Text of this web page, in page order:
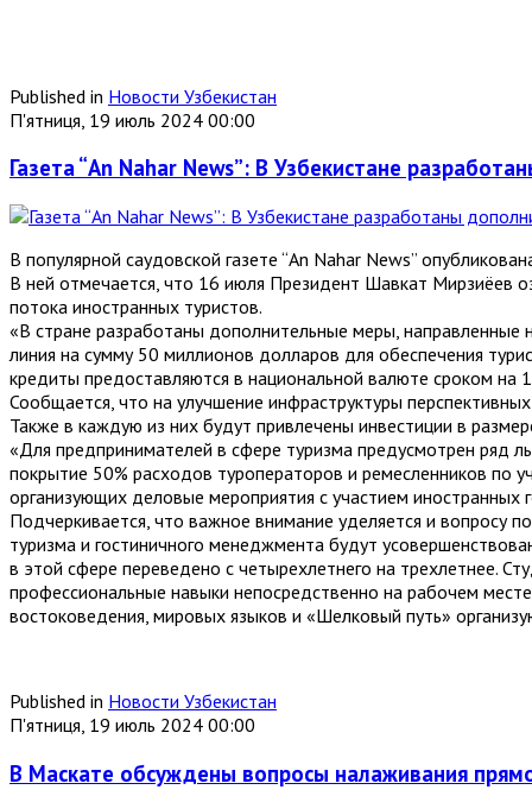
Published in Новости Узбекистан
П'ятниця, 19 июль 2024 00:00
Газета “An Nahar News”: В Узбекистане
В популярной саудовской газете “An Nahar News”
В ней отмечается, что 16 июля Президент Шавкат Мирзиёев
потока иностранных туристов.
«В стране разработаны дополнительные меры, направленные
линия на сумму 50 миллионов долларов для обеспечения
кредиты предоставляются в национальной валюте сроком на
Сообщается, что на улучшение инфраструктуры
Также в каждую из них будут привлечены инвестиции в
«Для предпринимателей в сфере туризма предусмотрен ряд
покрытие 50% расходов туроператоров и ремесленников по
организующих деловые мероприятия с участием иностранных
Подчеркивается, что важное внимание уделяется и вопросу
туризма и гостиничного менеджмента будут
в этой сфере переведено с четырехлетнего на трехлетнее.
профессиональные навыки непосредственно на рабочем
востоковедения, мировых языков и «Шелковый путь»
Published in Новости Узбекистан
П'ятниця, 19 июль 2024 00:00
В Маскате обсуждены вопросы налаживания